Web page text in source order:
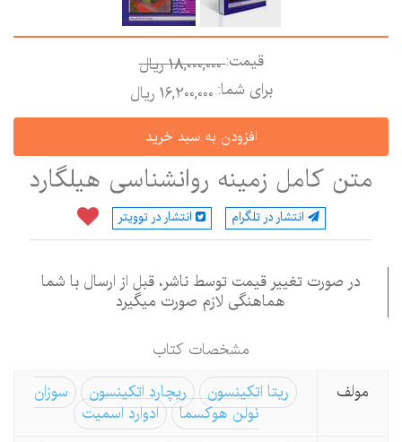
قیمت:18,000,000 ريال
برای شما:16,200,000 ريال
متن کامل زمینه روانشناسی هیلگارد
انتشار در تلگرام انتشار در توویتر
در صورت تغییر قیمت توسط ناشر، قبل از ارسال با شما
هماهنگی لازم صورت میگیرد
مشخصات كتاب
مولف
ریتا اتکینسون ریچارد اتکینسون
سوزان
نولن هوکسما
ادوارد اسمیت